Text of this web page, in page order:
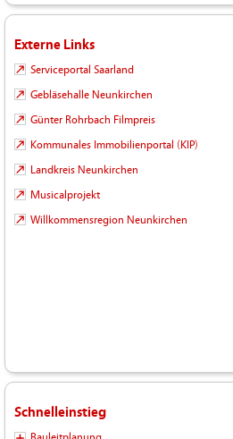
Externe Links
Serviceportal Saarland
Gebläsehalle Neunkirchen
Günter Rohrbach Filmpreis
Kommunales Immobilienportal (KIP)
Landkreis Neunkirchen
Musicalprojekt
Willkommensregion Neunkirchen
Schnelleinstieg